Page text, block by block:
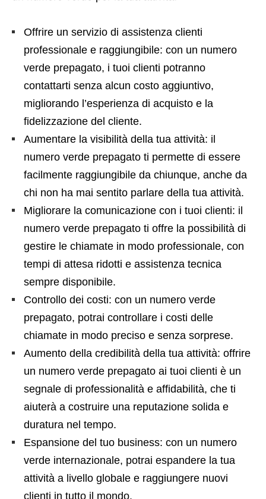
Offrire un servizio di assistenza clienti
professionale e raggiungibile: con un numero
verde prepagato, i tuoi clienti potranno
contattarti senza alcun costo aggiuntivo,
migliorando l’esperienza di acquisto e la
fidelizzazione del cliente.
Aumentare la visibilità della tua attività: il
numero verde prepagato ti permette di essere
facilmente raggiungibile da chiunque, anche da
chi non ha mai sentito parlare della tua attività.
Migliorare la comunicazione con i tuoi clienti: il
numero verde prepagato ti offre la possibilità di
gestire le chiamate in modo professionale, con
tempi di attesa ridotti e assistenza tecnica
sempre disponibile.
Controllo dei costi: con un numero verde
prepagato, potrai controllare i costi delle
chiamate in modo preciso e senza sorprese.
Aumento della credibilità della tua attività: offrire
un numero verde prepagato ai tuoi clienti è un
segnale di professionalità e affidabilità, che ti
aiuterà a costruire una reputazione solida e
duratura nel tempo.
Espansione del tuo business: con un numero
verde internazionale, potrai espandere la tua
attività a livello globale e raggiungere nuovi
clienti in tutto il mondo.